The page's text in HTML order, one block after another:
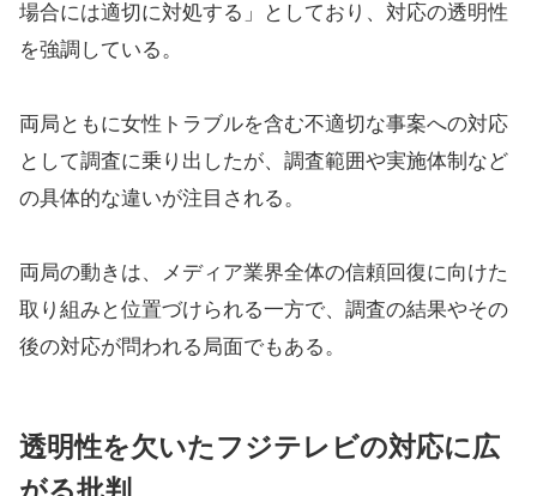
場合には適切に対処する」としており、対応の透明性
を強調している。
両局ともに女性トラブルを含む不適切な事案への対応
として調査に乗り出したが、調査範囲や実施体制など
の具体的な違いが注目される。
両局の動きは、メディア業界全体の信頼回復に向けた
取り組みと位置づけられる一方で、調査の結果やその
後の対応が問われる局面でもある。
透明性を欠いたフジテレビの対応に広